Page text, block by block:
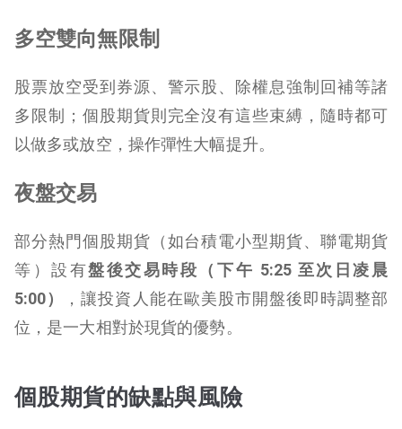
多空雙向無限制
股票放空受到券源、警示股、除權息強制回補等諸
多限制；個股期貨則完全沒有這些束縛，隨時都可
以做多或放空，操作彈性大幅提升。
夜盤交易
部分熱門個股期貨（如台積電小型期貨、聯電期貨
等）設有盤後交易時段（下午 5:25 至次日凌晨
5:00）
，讓投資人能在歐美股市開盤後即時調整部
位，是一大相對於現貨的優勢。
個股期貨的缺點與風險